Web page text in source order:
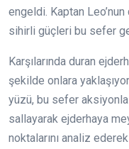
engeldi. Kaptan
sihirli güçleri bu sefer
Karşılarında duran
şekilde onlara
yüzü, bu sefer aksiyonla
sallayarak ejderhaya
noktalarını analiz